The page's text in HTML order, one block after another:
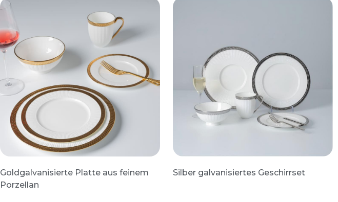
Goldgalvanisierte Platte aus feinem
Porzellan
Silber galvanisiertes Geschirrset